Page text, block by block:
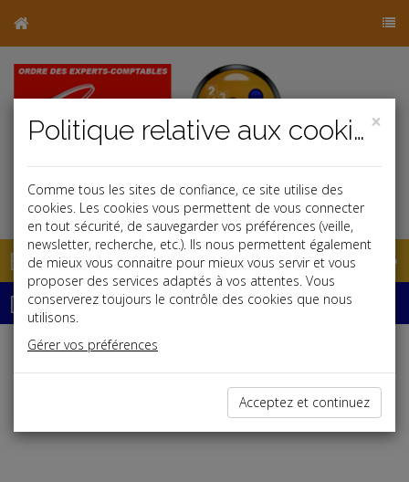
Base documentaire
Dépêches
Liste des dernières dépêches
×
Politique relative aux cookies
Comme tous les sites de confiance, ce site utilise des
cookies. Les cookies vous permettent de vous connecter
en tout sécurité, de sauvegarder vos préférences (veille,
newsletter, recherche, etc.). Ils nous permettent également
de mieux vous connaitre pour mieux vous servir et vous
proposer des services adaptés à vos attentes. Vous
conserverez toujours le contrôle des cookies que nous
utilisons.
Gérer vos préférences
Acceptez et continuez